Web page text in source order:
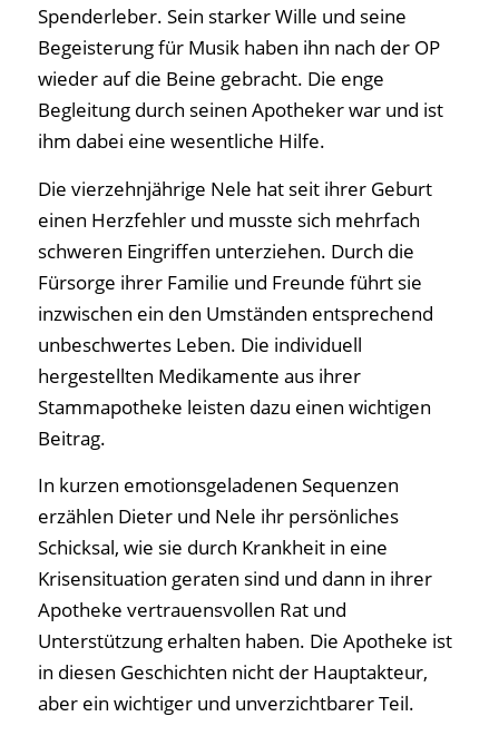
Spenderleber. Sein starker Wille und seine
Begeisterung für Musik haben ihn nach der OP
wieder auf die Beine gebracht. Die enge
Begleitung durch seinen Apotheker war und ist
ihm dabei eine wesentliche Hilfe.
Die vierzehnjährige Nele hat seit ihrer Geburt
einen Herzfehler und musste sich mehrfach
schweren Eingriffen unterziehen. Durch die
Fürsorge ihrer Familie und Freunde führt sie
inzwischen ein den Umständen entsprechend
unbeschwertes Leben. Die individuell
hergestellten Medikamente aus ihrer
Stammapotheke leisten dazu einen wichtigen
Beitrag.
In kurzen emotionsgeladenen Sequenzen
erzählen Dieter und Nele ihr persönliches
Schicksal, wie sie durch Krankheit in eine
Krisensituation geraten sind und dann in ihrer
Apotheke vertrauensvollen Rat und
Unterstützung erhalten haben. Die Apotheke ist
in diesen Geschichten nicht der Hauptakteur,
aber ein wichtiger und unverzichtbarer Teil.